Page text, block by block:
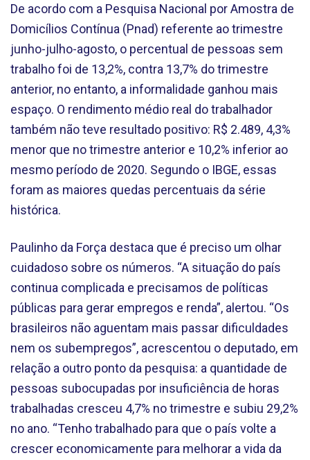
De acordo com a Pesquisa Nacional por Amostra de
Domicílios Contínua (Pnad) referente ao trimestre
junho-julho-agosto, o percentual de pessoas sem
trabalho foi de 13,2%, contra 13,7% do trimestre
anterior, no entanto, a informalidade ganhou mais
espaço. O rendimento médio real do trabalhador
também não teve resultado positivo: R$ 2.489, 4,3%
menor que no trimestre anterior e 10,2% inferior ao
mesmo período de 2020. Segundo o IBGE, essas
foram as maiores quedas percentuais da série
histórica.
Paulinho da Força destaca que é preciso um olhar
cuidadoso sobre os números. “A situação do país
continua complicada e precisamos de políticas
públicas para gerar empregos e renda”, alertou. “Os
brasileiros não aguentam mais passar dificuldades
nem os subempregos”, acrescentou o deputado, em
relação a outro ponto da pesquisa: a quantidade de
pessoas subocupadas por insuficiência de horas
trabalhadas cresceu 4,7% no trimestre e subiu 29,2%
no ano. “Tenho trabalhado para que o país volte a
crescer economicamente para melhorar a vida da